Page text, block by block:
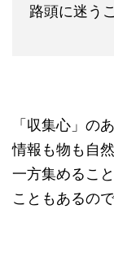
路頭に迷う
「収集心」の
情報も物も自
一方集めるこ
こともあるので